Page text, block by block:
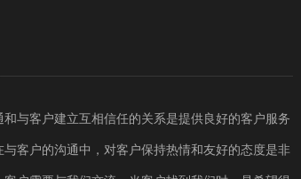
和与客户建立互相信任的关系是提供良好的客户服务
与客户的沟通中，对客户保持热情和友好的态度是非